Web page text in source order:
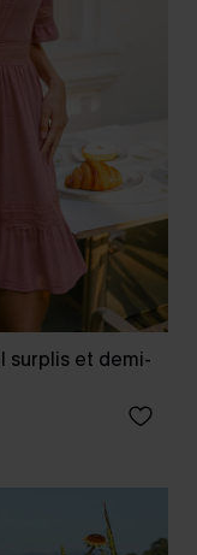
surplis et demi-